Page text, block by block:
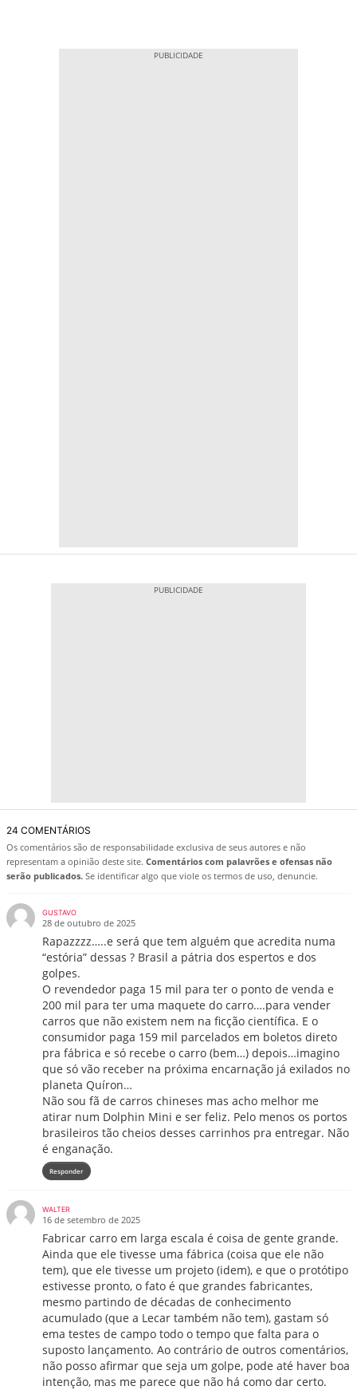
24 COMENTÁRIOS
Os comentários são de responsabilidade exclusiva de seus autores e não
representam a opinião deste site. Comentários com palavrões e ofensas não
serão publicados. Se identificar algo que viole os termos de uso, denuncie.
GUSTAVO
28 de outubro de 2025
Rapazzzz…..e será que tem alguém que acredita numa
“estória” dessas ? Brasil a pátria dos espertos e dos
golpes.
O revendedor paga 15 mil para ter o ponto de venda e
200 mil para ter uma maquete do carro….para vender
carros que não existem nem na ficção científica. E o
consumidor paga 159 mil parcelados em boletos direto
pra fábrica e só recebe o carro (bem…) depois…imagino
que só vão receber na próxima encarnação já exilados no
planeta Quíron…
Não sou fã de carros chineses mas acho melhor me
atirar num Dolphin Mini e ser feliz. Pelo menos os portos
brasileiros tão cheios desses carrinhos pra entregar. Não
é enganação.
Responder
WALTER
16 de setembro de 2025
Fabricar carro em larga escala é coisa de gente grande.
Ainda que ele tivesse uma fábrica (coisa que ele não
tem), que ele tivesse um projeto (idem), e que o protótipo
estivesse pronto, o fato é que grandes fabricantes,
mesmo partindo de décadas de conhecimento
acumulado (que a Lecar também não tem), gastam só
ema testes de campo todo o tempo que falta para o
suposto lançamento. Ao contrário de outros comentários,
não posso afirmar que seja um golpe, pode até haver boa
intenção, mas me parece que não há como dar certo.